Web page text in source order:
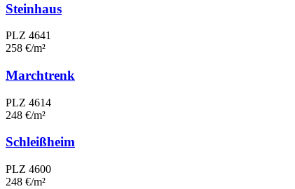
Steinhaus
PLZ 4641
258 €/m²
Marchtrenk
PLZ 4614
248 €/m²
Schleißheim
PLZ 4600
248 €/m²